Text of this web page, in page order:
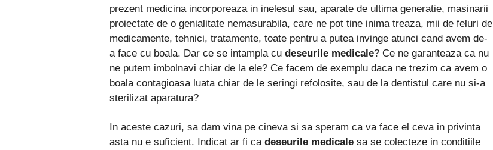
prezent medicina incorporeaza in inelesul sau, aparate de ultima generatie, masinarii
proiectate de o genialitate nemasurabila, care ne pot tine inima treaza, mii de feluri de
medicamente, tehnici, tratamente, toate pentru a putea invinge atunci cand avem de-
a face cu boala. Dar ce se intampla cu deseurile medicale? Ce ne garanteaza ca nu
ne putem imbolnavi chiar de la ele? Ce facem de exemplu daca ne trezim ca avem o
boala contagioasa luata chiar de le seringi refolosite, sau de la dentistul care nu si-a
sterilizat aparatura?
In aceste cazuri, sa dam vina pe cineva si sa speram ca va face el ceva in privinta
asta nu e suficient. Indicat ar fi ca deseurile medicalesa se colecteze in conditiile